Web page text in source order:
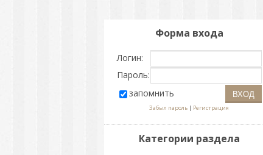
Форма входа
Логин:
Пароль:
запомнить
Забыл пароль | Регистрация
Категории раздела